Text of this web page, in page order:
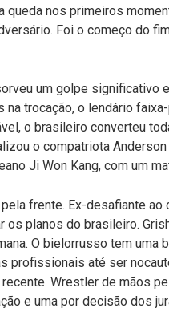
queda nos primeiros
Foi o começo do
um golpe significativo
trocação, o lendário
o brasileiro converteu
o compatriota Anderson
Ji Won Kang, com um
frente. Ex-desafiante ao
planos do brasileiro.
O bielorrusso tem
profissionais até ser
Wrestler de mãos
e uma por decisão dos